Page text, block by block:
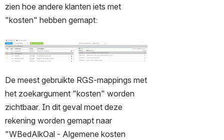
zien hoe andere klanten iets met
"kosten" hebben gemapt:
Open
De meest gebruikte RGS-mappings met
het zoekargument "kosten" worden
zichtbaar. In dit geval moet deze
rekening worden gemapt naar
"WBedAlkOal - Algemene kosten